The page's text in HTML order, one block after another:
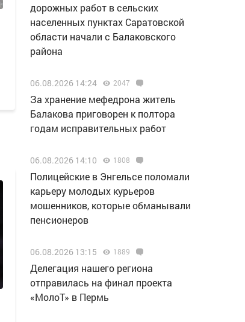
дорожных работ в сельских
населенных пунктах Саратовской
области начали с Балаковского
района
06.08.2026 14:24 2047
За хранение мефедрона житель
Балакова приговорен к полтора
годам исправительных работ
06.08.2026 14:10 1808
Полицейские в Энгельсе поломали
карьеру молодых курьеров
мошенников, которые обманывали
пенсионеров
06.08.2026 13:15 1889
Делегация нашего региона
отправилась на финал проекта
«МолоТ» в Пермь